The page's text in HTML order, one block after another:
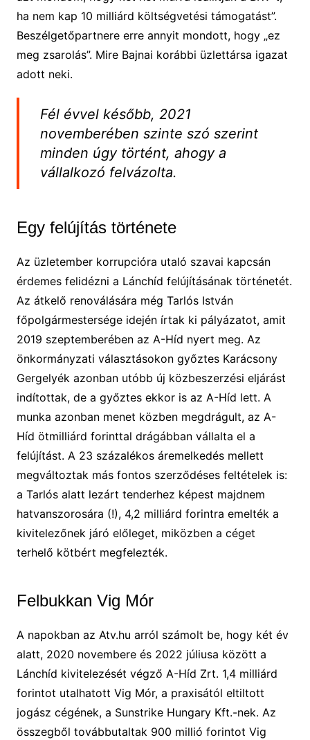
ha nem kap 10 milliárd költségvetési támogatást”.
Beszélgetőpartnere erre annyit mondott, hogy „ez
meg zsarolás”. Mire Bajnai korábbi üzlettársa igazat
adott neki.
Fél évvel később, 2021
novemberében szinte szó szerint
minden úgy történt, ahogy a
vállalkozó felvázolta.
Egy felújítás története
Az üzletember korrupcióra utaló szavai kapcsán
érdemes felidézni a Lánchíd felújításának történetét.
Az átkelő renoválására még Tarlós István
főpolgármestersége idején írtak ki pályázatot, amit
2019 szeptemberében az A-Híd nyert meg. Az
önkormányzati választásokon győztes Karácsony
Gergelyék azonban utóbb új közbeszerzési eljárást
indítottak, de a győztes ekkor is az A-Híd lett. A
munka azonban menet közben megdrágult, az A-
Híd ötmilliárd forinttal drágábban vállalta el a
felújítást. A 23 százalékos áremelkedés mellett
megváltoztak más fontos szerződéses feltételek is:
a Tarlós alatt lezárt tenderhez képest majdnem
hatvanszorosára (!), 4,2 milliárd forintra emelték a
kivitelezőnek járó előleget, miközben a céget
terhelő kötbért megfelezték.
Felbukkan Vig Mór
A napokban az Atv.hu arról számolt be, hogy két év
alatt, 2020 novembere és 2022 júliusa között a
Lánchíd kivitelezését végző A-Híd Zrt. 1,4 milliárd
forintot utalhatott Vig Mór, a praxisától eltiltott
jogász cégének, a Sunstrike Hungary Kft.-nek. Az
összegből továbbutaltak 900 millió forintot Vig